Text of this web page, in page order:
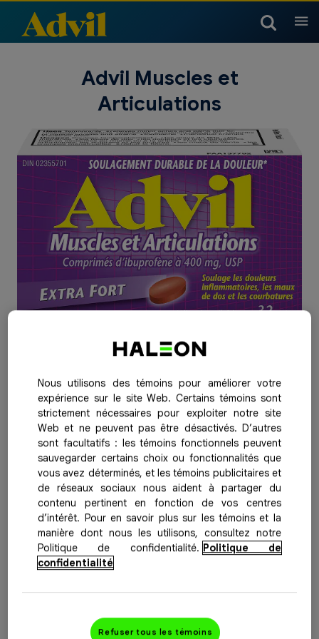
Produits pour l’arthrite
Rhume, sinus et grippe
Produits pour les muscles,
les articulations et le corps
Produits pour enfants et
nourrissons
Produits pour les maux de
Produits pour la nuit
Enfants et nourrissons
Tableau des températures
des enfants
Doses pour enfants et
nourrissons
Produits pour enfants et
nourrissons
Rhume, sinus et grippe
Advil Muscles et
Articulations
Voir nos offres
spéciales
Advil Muscles et Articulations est conçu pour soulager
durablement* la douleur causée par l’inflammation.
Lorsque les muscles endoloris et la douleur articulaire
vous ralentissent, cet analgésique à action rapide vous
aide à poursuivre vos activités.
Utilité : analgésique / antipyrétique
Ingrédient actif par dose : Chaque caplet contient 400
mg d’ibuprofène.
Formats offerts :32, 72 caplets
* Jusqu’à 8 heures durant
Pour obtenir de plus amples renseignements, veuillez
Nous utilisons des témoins pour améliorer votre
expérience sur le site Web. Certains témoins sont
strictement nécessaires pour exploiter notre site
Web et ne peuvent pas être désactivés. D’autres
sont facultatifs : les témoins fonctionnels peuvent
sauvegarder certains choix ou fonctionnalités que
vous avez déterminés, et les témoins publicitaires et
de réseaux sociaux nous aident à partager du
contenu pertinent en fonction de vos centres
d’intérêt. Pour en savoir plus sur les témoins et la
manière dont nous les utilisons, consultez notre
Politique de confidentialité. Politique de
confidentialité
Refuser tous les témoins